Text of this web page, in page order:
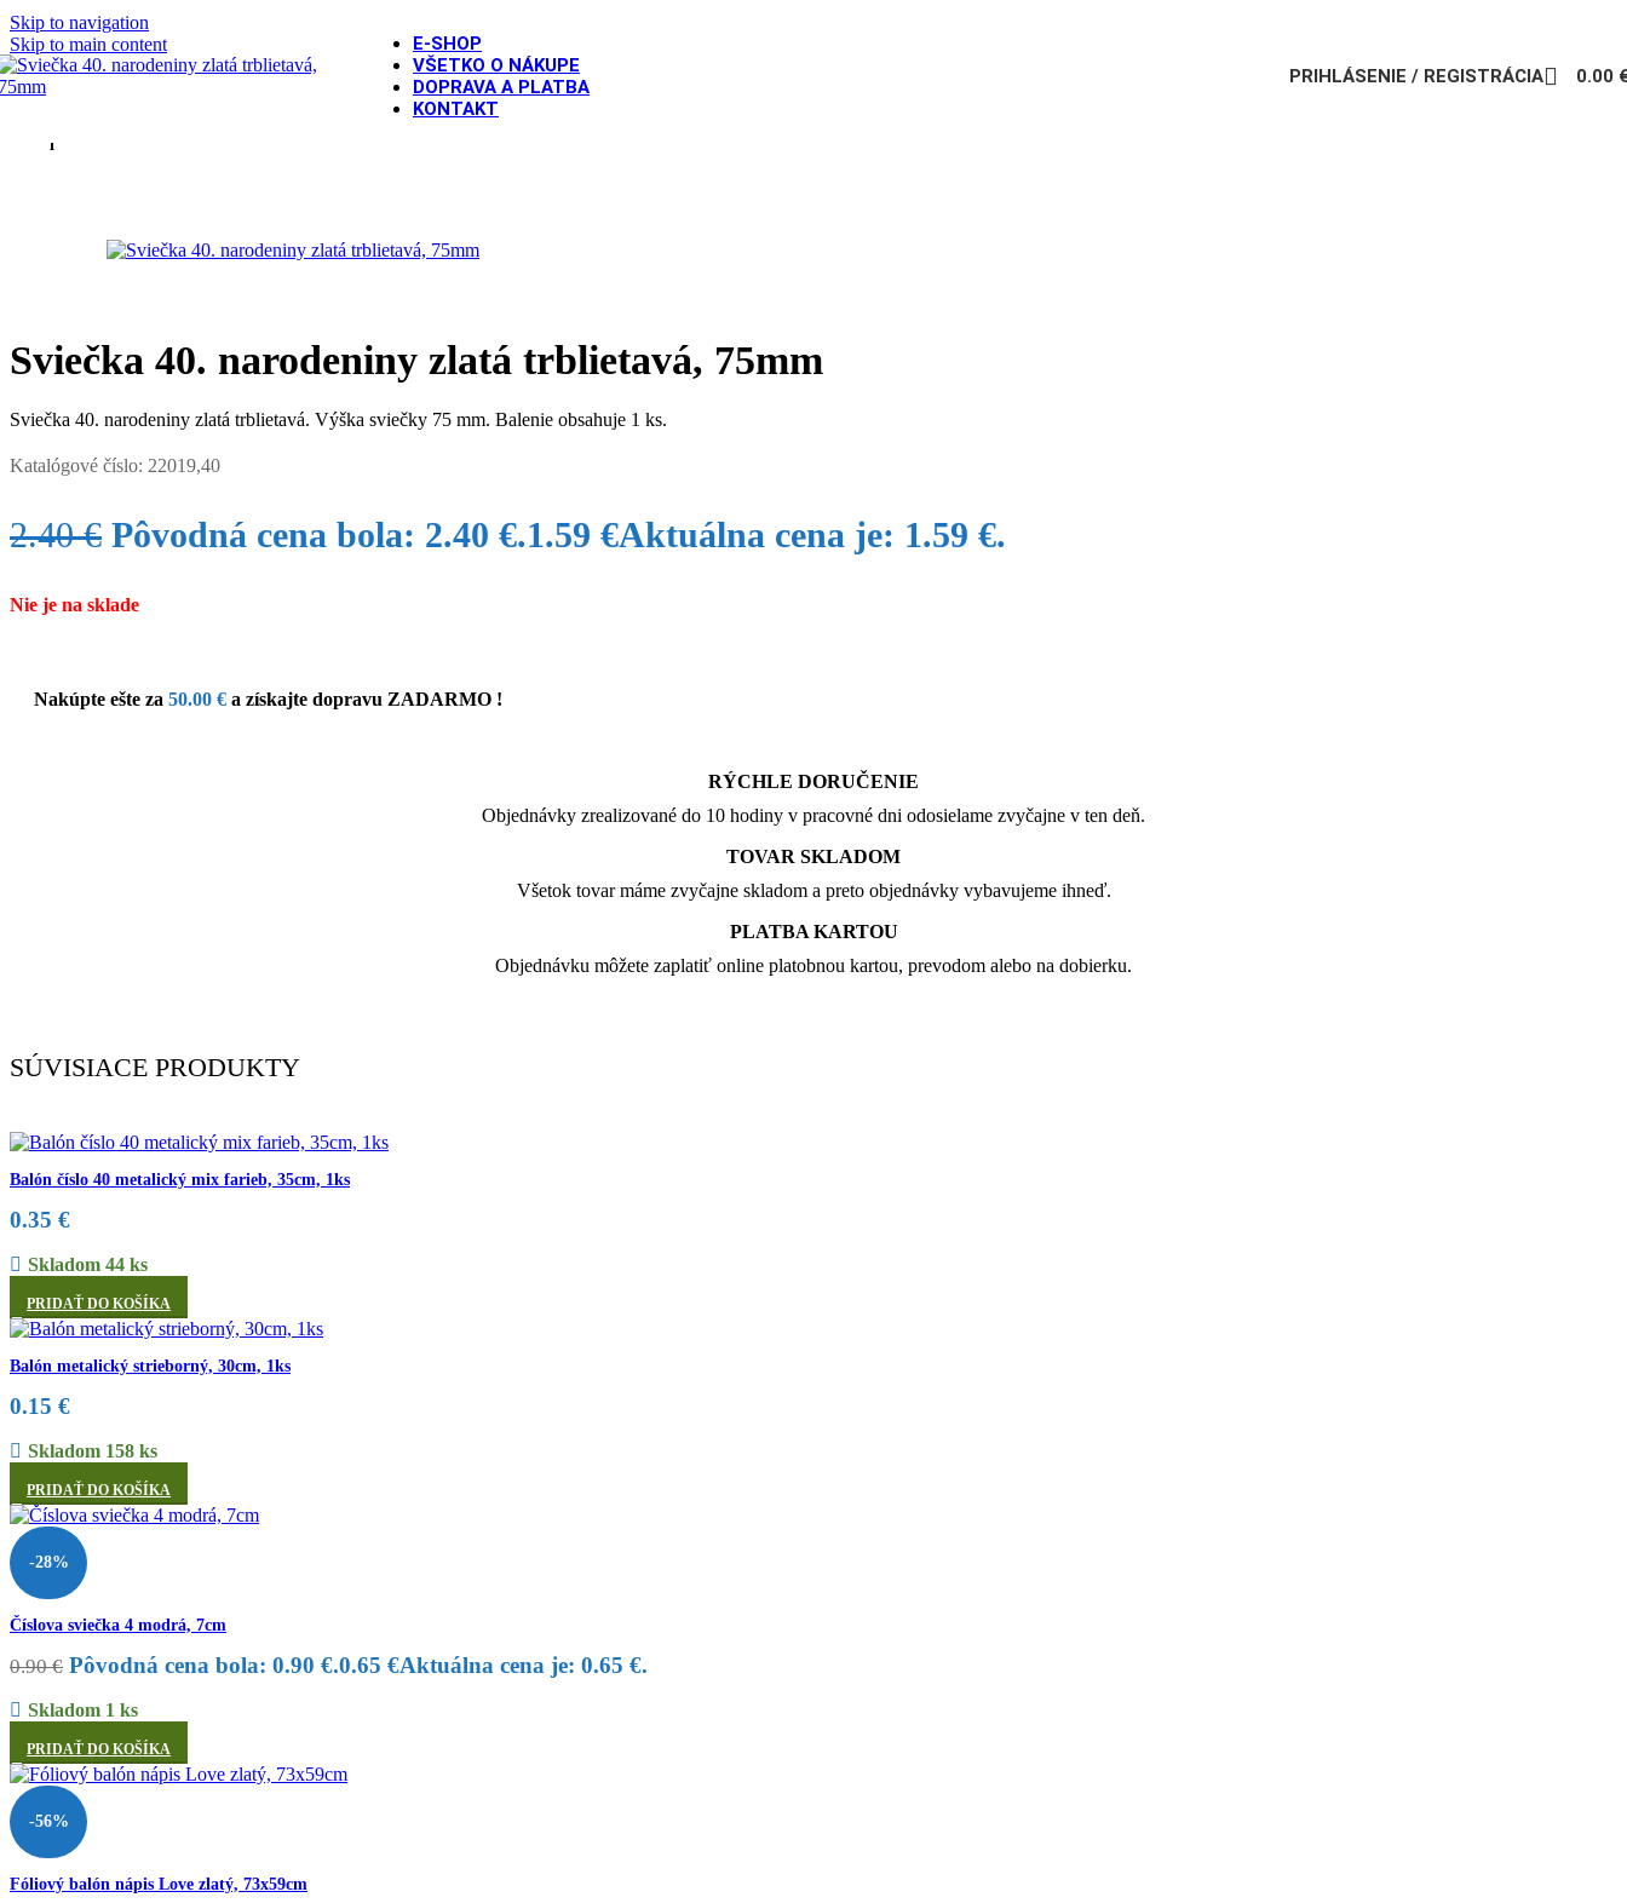
Skip to navigation
Skip to main content
E-SHOP
VŠETKO O NÁKUPE
DOPRAVA A PLATBA
KONTAKT
PRIHLÁSENIE / REGISTRÁCIA 0.00
-34%
T
Sviečka 40. narodeniny zlatá trblietavá, 75mm
Sviečka 40. narodeniny zlatá trblietavá. Výška sviečky 75 mm. Balenie obsahuje 1 ks.
Katalógové číslo: 22019,40
2.40€ Pôvodná cena bola: 2.40 €.1.59 €Aktuálna cena je: 1.59 €.
Nie je na sklade
Nakúpte ešte za 50.00 € a získajte dopravu ZADARMO !
RÝCHLE DORUČENIE
Objednávky zrealizované do 10 hodiny v pracovné dni odosielame zvyčajne v ten deň.
TOVAR SKLADOM
Všetok tovar máme zvyčajne skladom a preto objednávky vybavujeme ihneď.
PLATBA KARTOU
Objednávku môžete zaplatiť online platobnou kartou, prevodom alebo na dobierku.
SÚVISIACE PRODUKTY
Balón číslo 40 metalický mix farieb, 35cm, 1ks
0.35 €
Skladom 44 ks
PRIDAŤ DO KOŠÍKA
Balón metalický strieborný, 30cm, 1ks
0.15 €
Skladom 158 ks
PRIDAŤ DO KOŠÍKA
-28%
Číslova sviečka 4 modrá, 7cm
0.90€ Pôvodná cena bola: 0.90 €.0.65 €Aktuálna cena je: 0.65 €.
Skladom 1 ks
PRIDAŤ DO KOŠÍKA
-56%
Fóliový balón nápis Love zlatý, 73x59cm